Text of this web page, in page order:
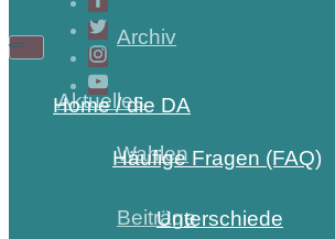
Archiv
Aktuelles
Wahlen
Beiträge
Home / die DA
Häufige Fragen (FAQ)
Unterschiede